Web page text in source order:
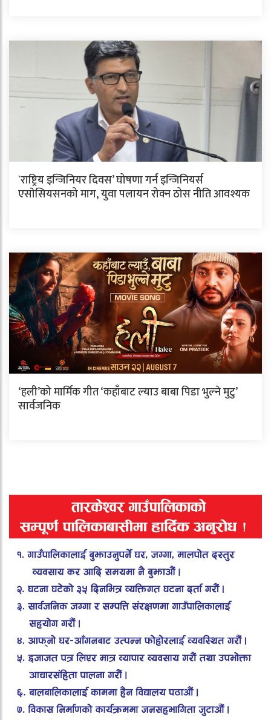
`राष्ट्रिय इन्जिनियर दिवस’ घोषणा गर्न इन्जिनियर्स
एसाेसियसनको माग, युवा पलायन रोक्न ठोस नीति आवश्यक
‘हली’को मार्मिक गीत ‘कहाँबाट ल्याउ बाबा पिडा भुल्ने मुटु’
सार्वजनिक